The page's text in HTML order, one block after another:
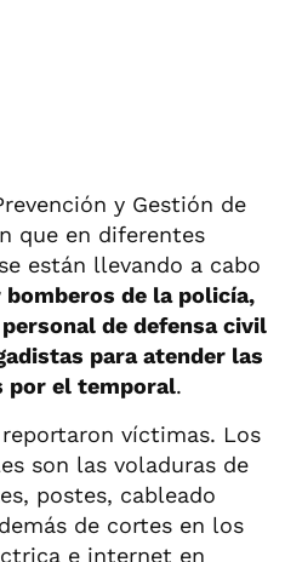
y Gestión de
que en diferentes
están llevando a cabo
de la policía,
de defensa civil
para atender las
por el temporal.
víctimas. Los
son las voladuras de
postes, cableado
de cortes en los
e internet en